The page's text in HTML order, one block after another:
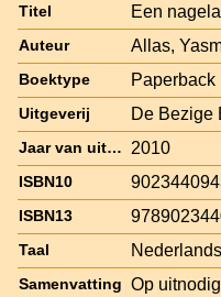
Titel Een
Auteur Allas,
Boektype Paperback
Uitgeverij De Bezige
Jaar van uitgave 2010
ISBN10
ISBN13
Taal Nederlands
Samenvatting Op